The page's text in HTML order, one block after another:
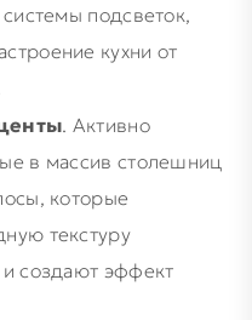
подсветок,
кухни от
. Активно
в массив столешниц
которые
текстуру
создают эффект